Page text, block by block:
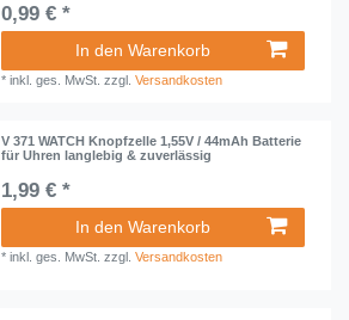
0,99 € *
In den Warenkorb
*inkl. ges. MwSt. zzgl.Versandkosten
V 371 WATCH Knopfzelle 1,55V / 44mAh Batterie
für Uhren langlebig & zuverlässig
1,99 € *
In den Warenkorb
*inkl. ges. MwSt. zzgl.Versandkosten